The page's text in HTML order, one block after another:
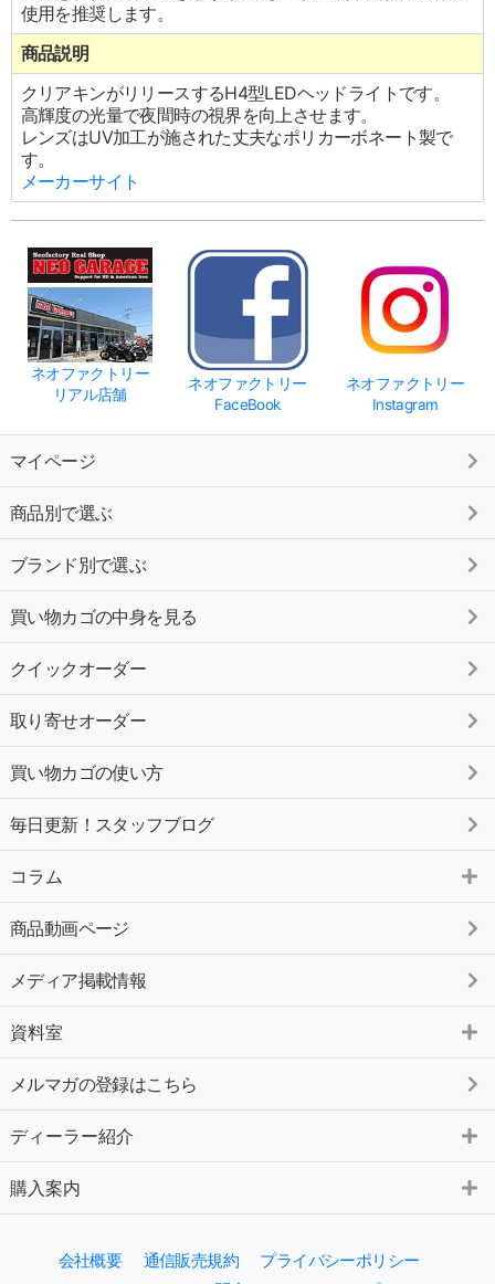
使用を推奨します。
商品説明
クリアキンがリリースするH4型LEDヘッドライトです。
高輝度の光量で夜間時の視界を向上させます。
レンズはUV加工が施された丈夫なポリカーボネート製で
す。
メーカーサイト
ネオファクトリー
リアル店舗
ネオファクトリー
FaceBook
ネオファクトリー
Instagram
マイページ
商品別で選ぶ
ブランド別で選ぶ
買い物カゴの中身を見る
クイックオーダー
取り寄せオーダー
買い物カゴの使い方
毎日更新！スタッフブログ
コラム
商品動画ページ
メディア掲載情報
資料室
メルマガの登録はこちら
ディーラー紹介
購入案内
会社概要 通信販売規約
プライバシーポリシー